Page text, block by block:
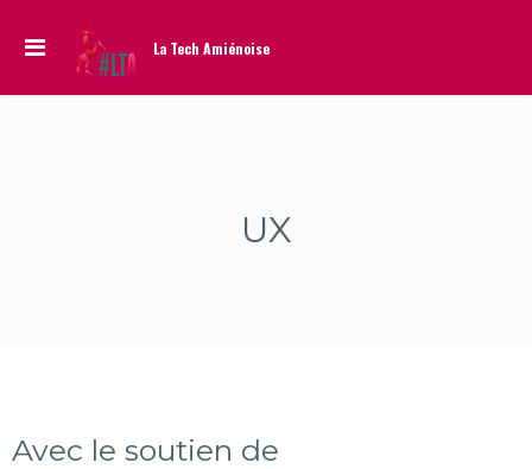
La Tech Amiénoise
UX
Avec le soutien de